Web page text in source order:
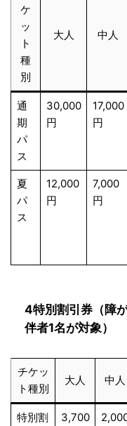
ケ
ッ
ト
種
別
大人 中人
通
期
パ
ス
30,000
円
17,000
円
夏
パ
ス
12,000
円
7,000
円
4特別割引券（障
伴者1名が対象）
チケッ
ト種別
大人 中人
特別割
3,700